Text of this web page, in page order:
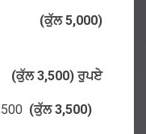
(ਕੁੱਲ5,000)
(ਕੁੱਲ3,500) ਰੁਪਏ
(ਕੁੱਲ3,500)